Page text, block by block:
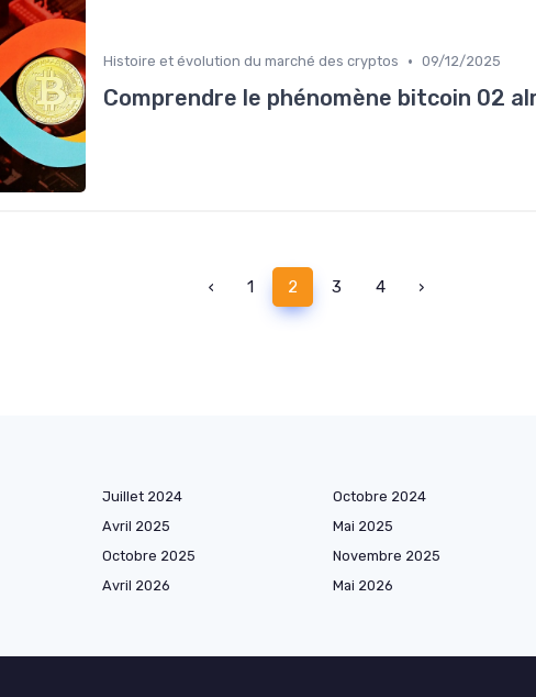
Histoire et évolution du marché des cryptos • 09/12/2025
Comprendre le phénomène bitcoin 02
‹ 1 2 3 4 ›
Juillet 2024 Octobre 2024
Avril 2025 Mai 2025
Octobre 2025 Novembre 2025
Avril 2026 Mai 2026